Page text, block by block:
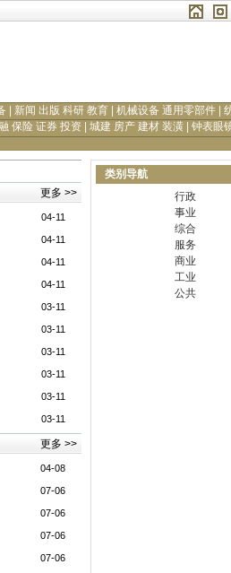
新闻 出版 科研 教育 机械设备 通用零部件
保险 证券 投资 城建 房产 建材 装潢
钟表眼
更多 >>
04-11
04-11
04-11
04-11
03-11
03-11
03-11
03-11
03-11
03-11
更多 >>
04-08
07-06
07-06
07-06
07-06
类别导航
行政
事业
综合
服务
商业
工业
公共